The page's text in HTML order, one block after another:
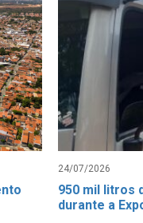
24/07/2026
950 mil litros
durante a